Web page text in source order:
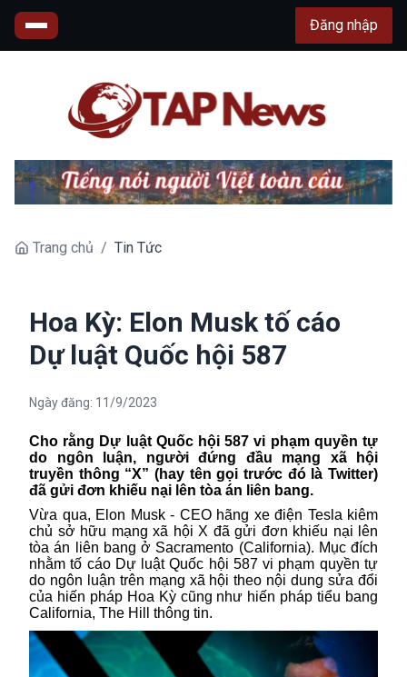
Đăng nhập
Trang chủ / Tin Tức
Hoa Kỳ: Elon Musk tố cáo
Dự luật Quốc hội 587
Ngày đăng: 11/9/2023
Cho rằng Dự luật Quốc hội 587 vi phạm quyền tự
do ngôn luận, người đứng đầu mạng xã hội
truyền thông “X” (hay tên gọi trước đó là Twitter)
đã gửi đơn khiếu nại lên tòa án liên bang.
Vừa qua, Elon Musk - CEO hãng xe điện Tesla kiêm
chủ sở hữu mạng xã hội X đã gửi đơn khiếu nại lên
tòa án liên bang ở Sacramento (California). Mục đích
nhằm tố cáo Dự luật Quốc hội 587 vi phạm quyền tự
do ngôn luận trên mạng xã hội theo nội dung sửa đổi
của hiến pháp Hoa Kỳ cũng như hiến pháp tiểu bang
California, The Hill thông tin.